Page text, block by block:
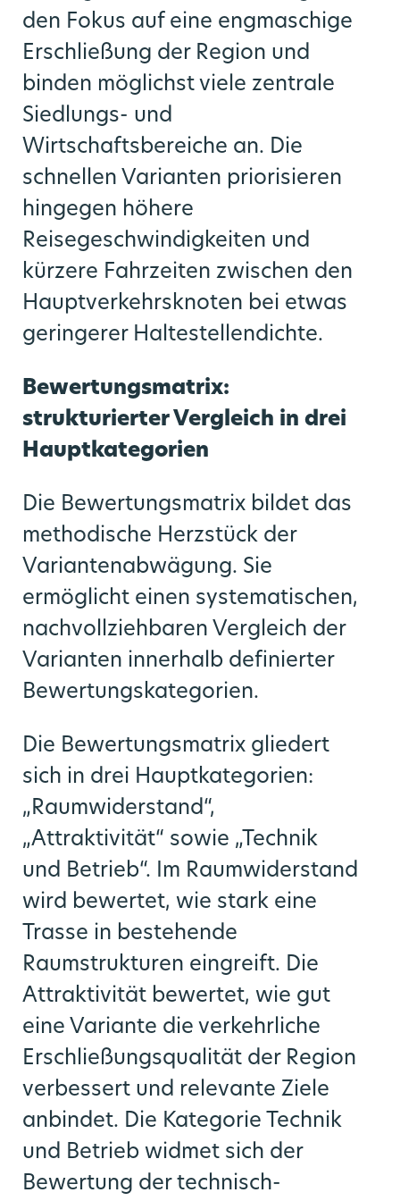
den Fokus auf eine engmaschige
Erschließung der Region und
binden möglichst viele zentrale
Siedlungs- und
Wirtschaftsbereiche an. Die
schnellen Varianten priorisieren
hingegen höhere
Reisegeschwindigkeiten und
kürzere Fahrzeiten zwischen den
Hauptverkehrsknoten bei etwas
geringerer Haltestellendichte.
Bewertungsmatrix:
strukturierter Vergleich in drei
Hauptkategorien
Die Bewertungsmatrix bildet das
methodische Herzstück der
Variantenabwägung. Sie
ermöglicht einen systematischen,
nachvollziehbaren Vergleich der
Varianten innerhalb definierter
Bewertungskategorien.
Die Bewertungsmatrix gliedert
sich in drei Hauptkategorien:
„Raumwiderstand“,
„Attraktivität“ sowie „Technik
und Betrieb“. Im Raumwiderstand
wird bewertet, wie stark eine
Trasse in bestehende
Raumstrukturen eingreift. Die
Attraktivität bewertet, wie gut
eine Variante die verkehrliche
Erschließungsqualität der Region
verbessert und relevante Ziele
anbindet. Die Kategorie Technik
und Betrieb widmet sich der
Bewertung der technisch-